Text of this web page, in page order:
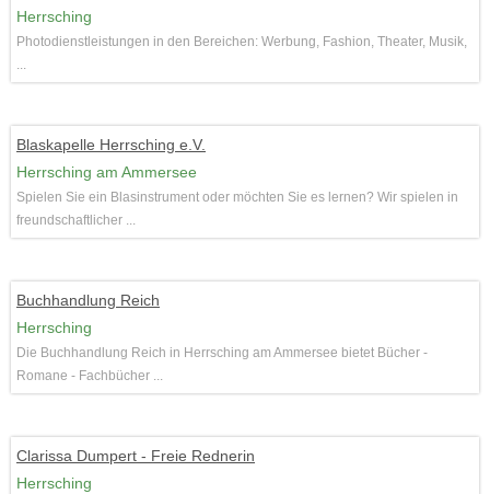
Herrsching
Photodienstleistungen in den Bereichen: Werbung, Fashion, Theater, Musik,
...
Blaskapelle Herrsching e.V.
Herrsching am Ammersee
Spielen Sie ein Blasinstrument oder möchten Sie es lernen? Wir spielen in
freundschaftlicher ...
Buchhandlung Reich
Herrsching
Die Buchhandlung Reich in Herrsching am Ammersee bietet Bücher -
Romane - Fachbücher ...
Clarissa Dumpert - Freie Rednerin
Herrsching